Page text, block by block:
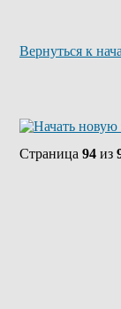
Вернуться к
Страница 94 из